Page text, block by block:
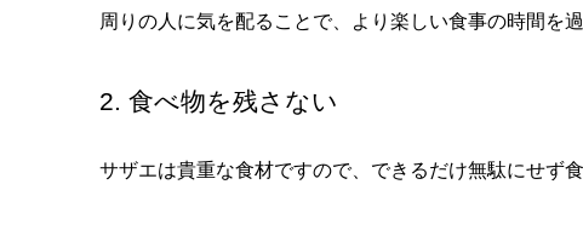
周りの人に気を配ることで、より楽しい食事の時間を過
2. 食べ物を残さない
サザエは貴重な食材ですので、できるだけ無駄にせず